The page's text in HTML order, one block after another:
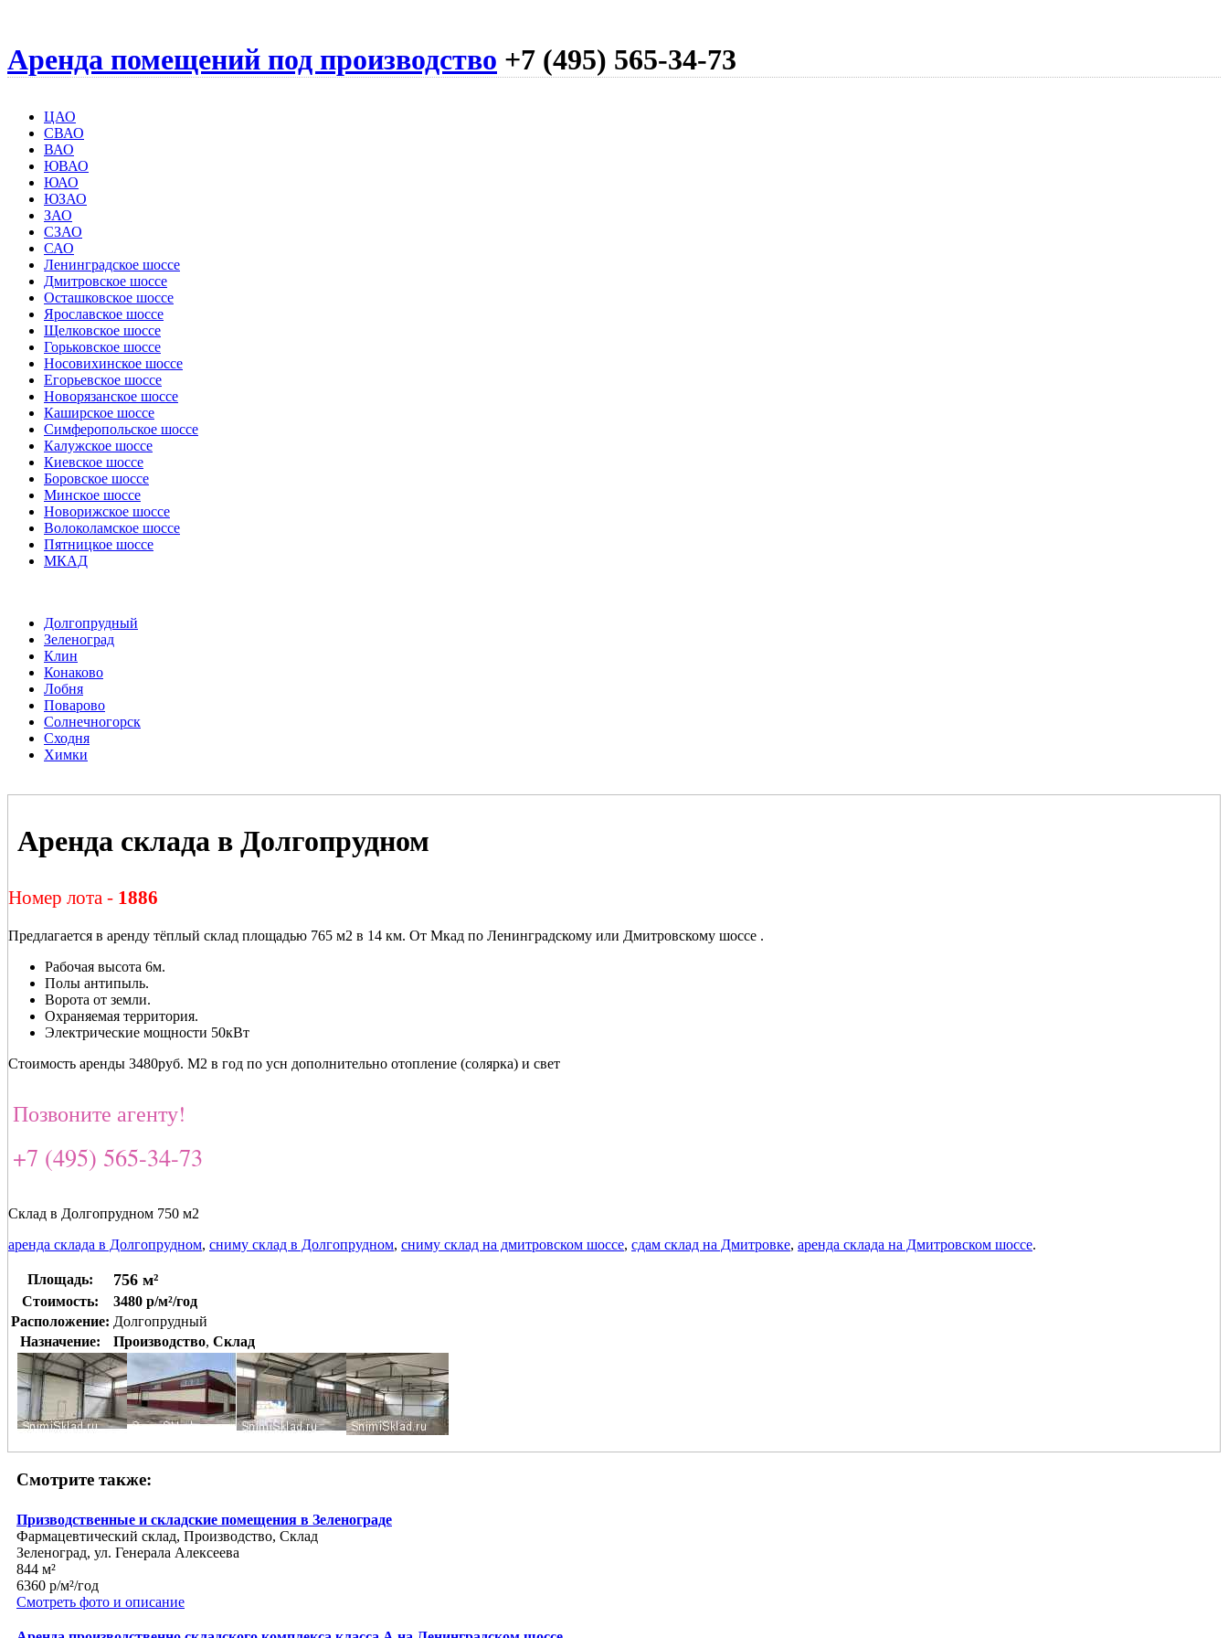
Аренда помещений под производство +7 (495) 565-34-73
ЦАО
СВАО
ВАО
ЮВАО
ЮАО
ЮЗАО
ЗАО
СЗАО
САО
Ленинградское шоссе
Дмитровское шоссе
Осташковское шоссе
Ярославское шоссе
Щелковское шоссе
Горьковское шоссе
Носовихинское шоссе
Егорьевское шоссе
Новорязанское шоссе
Каширское шоссе
Симферопольское шоссе
Калужское шоссе
Киевское шоссе
Боровское шоссе
Минское шоссе
Новорижское шоссе
Волоколамское шоссе
Пятницкое шоссе
МКАД
Долгопрудный
Зеленоград
Клин
Конаково
Лобня
Поварово
Солнечногорск
Сходня
Химки
Аренда склада в Долгопрудном
Номер лота - 1886
Предлагается в аренду тёплый склад площадью 765 м2 в 14 км. От Мкад по Ленинградскому или Дмитровскому шоссе .
Рабочая высота 6м.
Полы антипыль.
Ворота от земли.
Охраняемая территория.
Электрические мощности 50кВт
Стоимость аренды 3480руб. М2 в год по усн дополнительно отопление (солярка) и свет
Позвоните агенту!
+7 (495) 565-34-73
Склад в Долгопрудном 750 м2
аренда склада в Долгопрудном, сниму склад в Долгопрудном, сниму склад на дмитровском шоссе, сдам склад на Дмитровке, аренда склада на Дмитровском шоссе.
Площадь: 756 м²
Стоимость:
3480 р/м²/год
Расположение: Долгопрудный
Назначение:
Производство, Склад
Смотрите также:
Призводственные и складские помещения в Зеленограде
Фармацевтический склад, Производство, Склад
Зеленоград, ул. Генерала Алексеева
844 м²
6360 р/м²/год
Смотреть фото и описание